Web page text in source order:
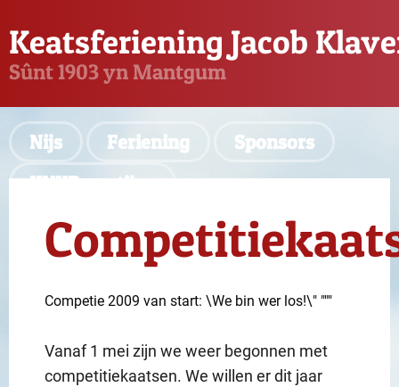
Keatsferiening Jacob
Sûnt 1903 yn Mantgum
Nijs Feriening
Sponsors
KNKB-partijen
Competie 2009 van start: \We bin wer los!\" """
Vanaf 1 mei zijn we weer begonnen met
competitiekaatsen. We willen er dit jaar